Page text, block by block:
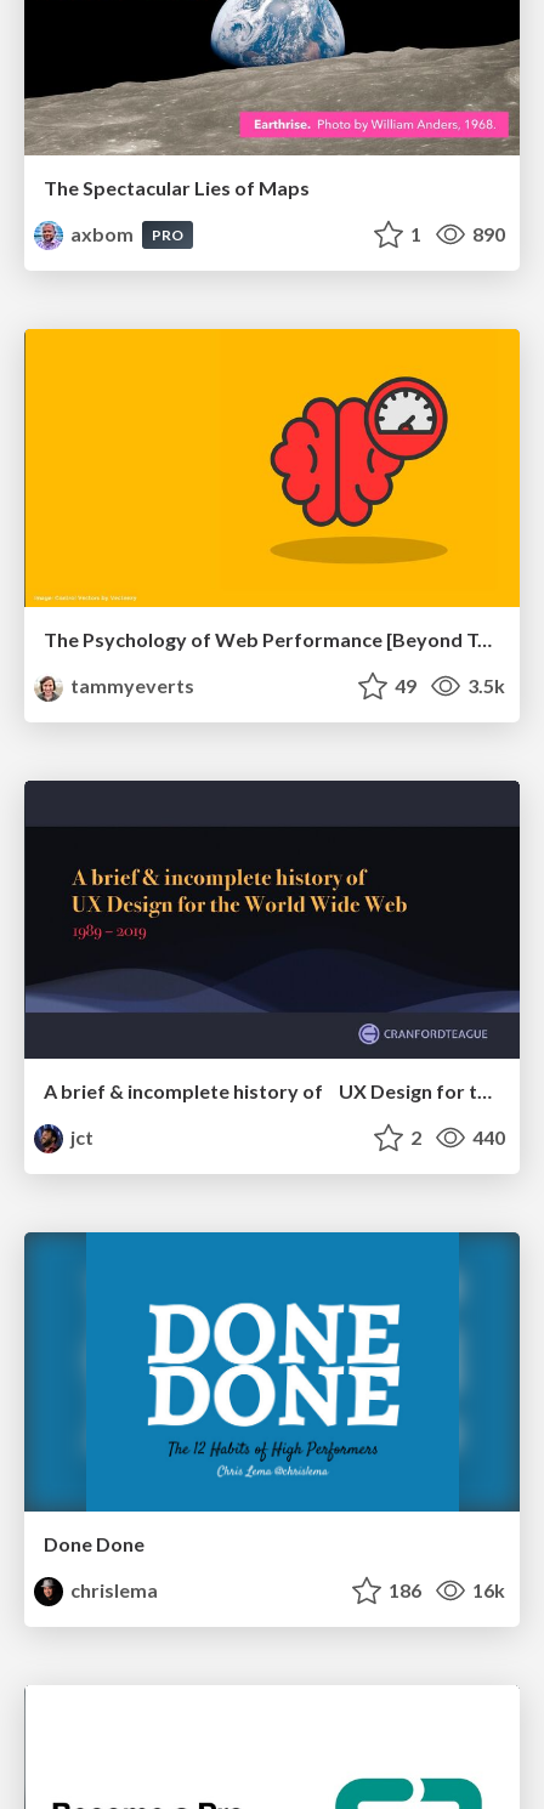
The Spectacular Lies of Maps
axbom
PRO 1 890
The Psychology of Web Performance [Beyond Tellerrand 2023]
tammyeverts
49 3.5k
A brief & incomplete history of UX Design for the World Wide Web: 1989–2019
jct
2 440
Done Done
chrislema
186 16k